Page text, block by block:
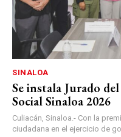
SINALOA
Se instala Jurado
Social Sinaloa 2026
Culiacán, Sinaloa.- Con la
ciudadana en el ejercicio de